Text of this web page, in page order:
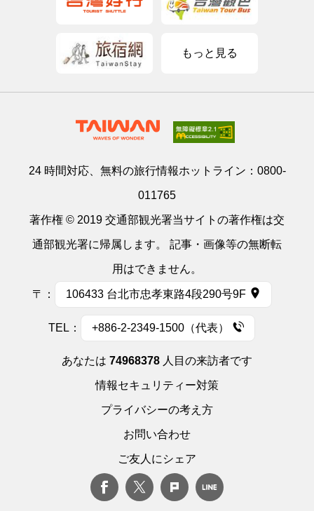
もっと見る
24 時間対応、無料の旅行情報ホットライン： 0800-
011765
著作権 © 2019 交通部観光署当サイトの著作権は交
通部観光署に帰属します。 記事・画像等の無断転
用はできません。
〒： 106433 台北市忠孝東路4段290号9F
TEL： +886-2-2349-1500（代表）
あなたは 74968378 人目の来訪者です
情報セキュリティー対策
プライバシーの考え方
お問い合わせ
ご友人にシェア